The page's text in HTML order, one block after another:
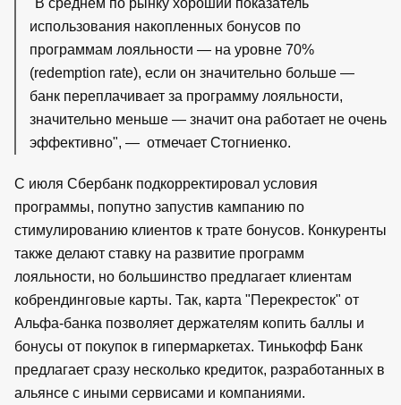
"В среднем по рынку хороший показатель
использования накопленных бонусов по
программам лояльности — на уровне 70%
(redemption rate), если он значительно больше —
банк переплачивает за программу лояльности,
значительно меньше — значит она работает не очень
эффективно", — отмечает Стогниенко.
С июля Сбербанк подкорректировал условия
программы, попутно запустив кампанию по
стимулированию клиентов к трате бонусов. Конкуренты
также делают ставку на развитие программ
лояльности, но большинство предлагает клиентам
кобрендинговые карты. Так, карта "Перекресток" от
Альфа-банка позволяет держателям копить баллы и
бонусы от покупок в гипермаркетах. Тинькофф Банк
предлагает сразу несколько кредиток, разработанных в
альянсе с иными сервисами и компаниями.